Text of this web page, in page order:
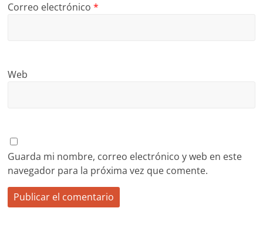
Correo electrónico*
Web
Guarda mi nombre, correo electrónico y web en este
navegador para la próxima vez que comente.